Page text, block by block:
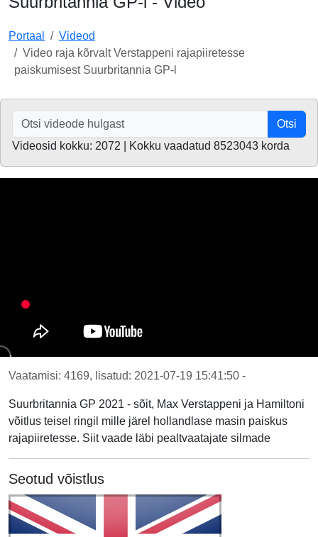
Portaal
Videod
Video raja kõrvalt Verstappeni rajapiiretesse
paiskumisest Suurbritannia GP-l
Otsi
Videosid kokku: 2072 | Kokku vaadatud 8523043 korda
Vaatamisi: 4169, lisatud: 2021-07-19 15:41:50 -
Suurbritannia GP 2021 - sõit, Max Verstappeni ja Hamiltoni
võitlus teisel ringil mille järel hollandlase masin paiskus
rajapiiretesse. Siit vaade läbi pealtvaatajate silmade
Seotud võistlus